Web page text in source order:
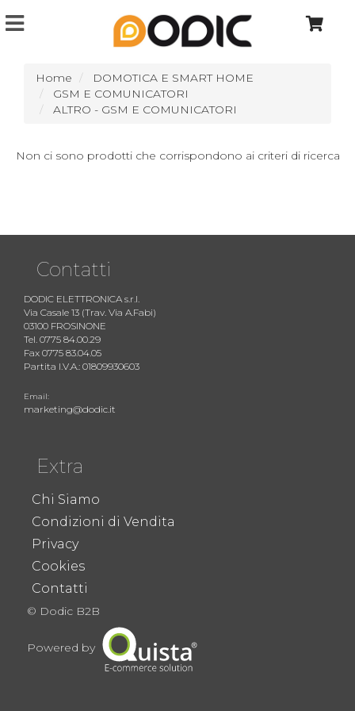
Home
DOMOTICA E SMART HOME
GSM E COMUNICATORI
ALTRO - GSM E COMUNICATORI
Non ci sono prodotti che corrispondono ai criteri di ricerca
Contatti
DODIC ELETTRONICA s.r.l.
Via Casale 13 (Trav. Via A.Fabi)
03100 FROSINONE
Tel. 0775 84.00.29
Fax 0775 83.04.05
Partita I.V.A.: 01809930603
Email:
marketing@dodic.it
Extra
Chi Siamo
Condizioni di Vendita
Privacy
Cookies
Contatti
© Dodic B2B
Powered by